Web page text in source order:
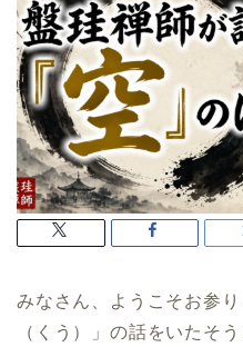
みなさん、ようこそお参
（くう）」の話をいたそう